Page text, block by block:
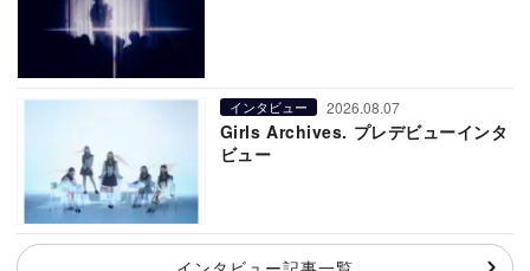
インタビュー 2026.08.07
Girls Archives. プレデビューインタ
ビュー